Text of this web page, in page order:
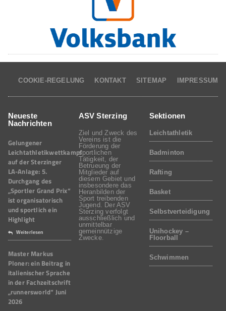
COOKIE-REGELUNG KONTAKT SITEMAP IMPRESSUM
Neueste
Nachrichten
Gelungener
Leichtathletikwettkampf
auf der Sterzinger
LA-Anlage: 5.
Durchgang des
„Sportler Grand Prix“
ist organisatorisch
und sportlich ein
Highlight
Weiterlesen
Master Markus
Ploner: ein Beitrag in
italienischer Sprache
in der Fachzeitschrift
„runnersworld“ Juni
2026
ASV Sterzing
Ziel und Zweck des
Vereins ist die
Förderung der
sportlichen
Tätigkeit, der
Betrueung der
Mitglieder auf
diesem Gebiet und
insbesondere das
Heranbilden der
Sport treibenden
Jugend. Der ASV
Sterzing verfolgt
ausschließlich und
unmittelbar
gemeinnützige
Zwecke.
Sektionen
Leichtathletik
Badminton
Rafting
Basket
Selbstverteidigung
Unihockey –
Floorball
Schwimmen